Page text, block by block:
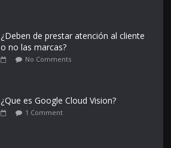
¿Deben de prestar atención al cliente
o no las marcas?
No Comments
¿Que es Google Cloud Vision?
1 Comment